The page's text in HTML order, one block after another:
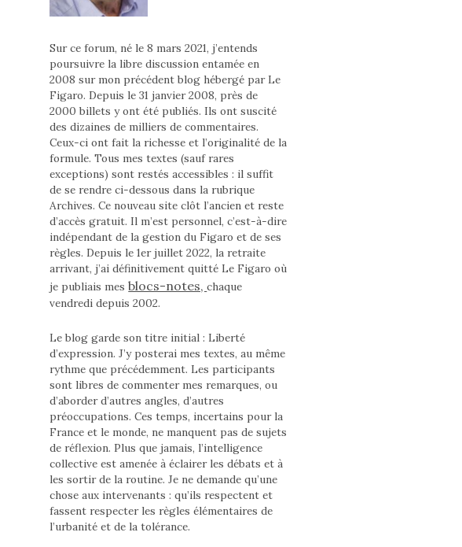
Sur ce forum, né le 8 mars 2021, j’entends
poursuivre la libre discussion entamée en
2008 sur mon précédent blog hébergé par Le
Figaro. Depuis le 31 janvier 2008, près de
2000 billets y ont été publiés. Ils ont suscité
des dizaines de milliers de commentaires.
Ceux-ci ont fait la richesse et l’originalité de la
formule. Tous mes textes (sauf rares
exceptions) sont restés accessibles : il suffit
de se rendre ci-dessous dans la rubrique
Archives. Ce nouveau site clôt l’ancien et reste
d’accès gratuit. Il m’est personnel, c’est-à-dire
indépendant de la gestion du Figaro et de ses
règles. Depuis le 1er juillet 2022, la retraite
arrivant, j’ai définitivement quitté Le Figaro où
je publiais mesblocs-notes,chaque
vendredi depuis 2002.
Le blog garde son titre initial : Liberté
d’expression. J’y posterai mes textes, au même
rythme que précédemment. Les participants
sont libres de commenter mes remarques, ou
d’aborder d’autres angles, d’autres
préoccupations. Ces temps, incertains pour la
France et le monde, ne manquent pas de sujets
de réflexion. Plus que jamais, l’intelligence
collective est amenée à éclairer les débats et à
les sortir de la routine. Je ne demande qu’une
chose aux intervenants : qu’ils respectent et
fassent respecter les règles élémentaires de
l’urbanité et de la tolérance.